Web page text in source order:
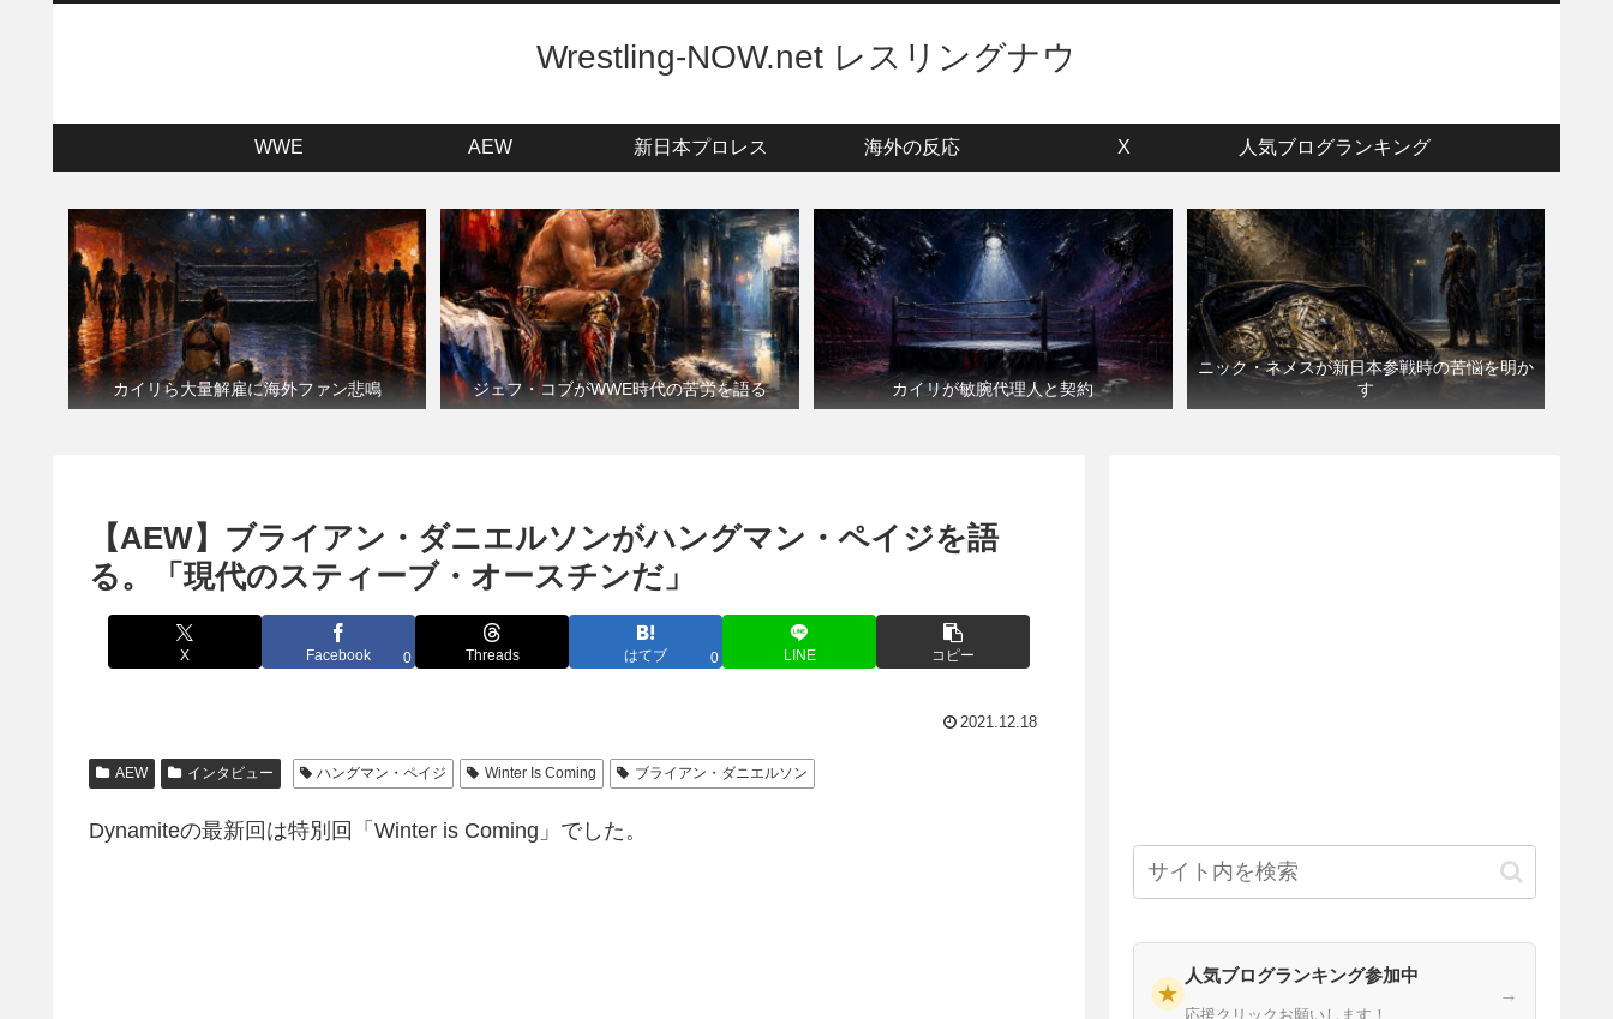
Wrestling-NOW.net レスリングナウ
WWE AEW 新日本プロレス 海外の反応 X 人気ブログランキング
カイリら大量解雇に海外ファン悲鳴 ジェフ・コブがWWE時代の苦労を語る カイリが敏腕代理人と契約
ニック・ネメスが新日本参戦時の苦悩を明か
す
【AEW】ブライアン・ダニエルソンがハングマン・ペイジを語
る。「現代のスティーブ・オースチンだ」
X Facebook 0 Threads はてブ 0 LINE コピー
2021.12.18
AEW インタビュー ハングマン・ペイジ Winter Is Coming ブライアン・ダニエルソン
Dynamiteの最新回は特別回「Winter is Coming」でした。
★
人気ブログランキング参加中
応援クリックお願いします！
→